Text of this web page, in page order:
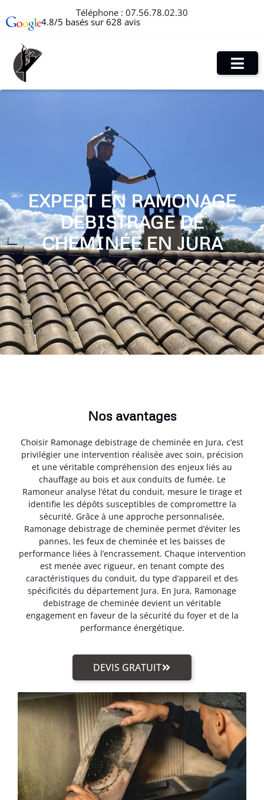
Téléphone : 07.56.78.02.30
4.8/5 basés sur 628 avis
EXPERT EN RAMONAGE
DEBISTRAGE DE
CHEMINÉE EN JURA
Nos avantages
Choisir Ramonage debistrage de cheminée en Jura, c’est
privilégier une intervention réalisée avec soin, précision
et une véritable compréhension des enjeux liés au
chauffage au bois et aux conduits de fumée. Le
Ramoneur analyse l’état du conduit, mesure le tirage et
identifie les dépôts susceptibles de compromettre la
sécurité. Grâce à une approche personnalisée,
Ramonage debistrage de cheminée permet d’éviter les
pannes, les feux de cheminée et les baisses de
performance liées à l’encrassement. Chaque intervention
est menée avec rigueur, en tenant compte des
caractéristiques du conduit, du type d’appareil et des
spécificités du département Jura. En Jura, Ramonage
debistrage de cheminée devient un véritable
engagement en faveur de la sécurité du foyer et de la
performance énergétique.
DEVIS GRATUIT